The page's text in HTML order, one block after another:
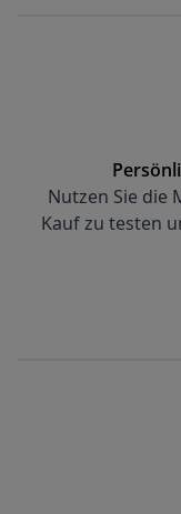
Nutzen Sie die
Kauf zu testen